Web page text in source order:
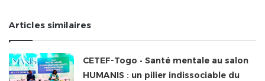
Articles similaires
CETEF-Togo • Santé mentale au salon
HUMANIS : un pilier indissociable du